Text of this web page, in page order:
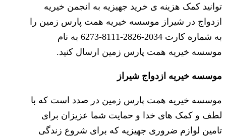
توانید کمک هزینه ی خرید جهیزیه به انجمن خیریه
ازدواج در شیراز موسسه خیریه همت پارس زمین را
به شماره کارت 2034-2826-8111-6273 به نام
موسسه خیریه همت پارس زمین ارسال کنید.
موسسه خیریه ازدواج شیراز
موسسه خیریه همت پارس زمین در صدد است که با
لطف و کمک های خدا و حمایت شما عزیزان برای
تامین لوازم ضروری جهیزیه که برای شروع زندگی